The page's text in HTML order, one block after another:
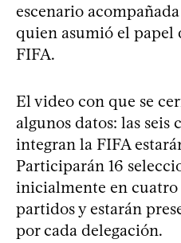
escenario
quien asumió el papel
FIFA.
El video con que se
algunos datos: las seis
integran la FIFA
Participarán 16
inicialmente en cuatro
partidos y estarán
por cada delegación.